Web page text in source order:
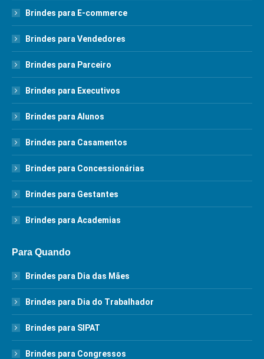
Brindes para E-commerce
Brindes para Vendedores
Brindes para Parceiro
Brindes para Executivos
Brindes para Alunos
Brindes para Casamentos
Brindes para Concessionárias
Brindes para Gestantes
Brindes para Academias
Para Quando
Brindes para Dia das Mães
Brindes para Dia do Trabalhador
Brindes para SIPAT
Brindes para Congressos